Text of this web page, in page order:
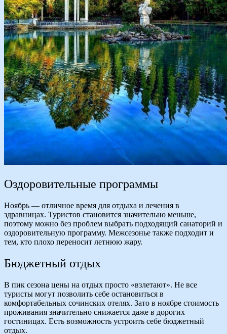
Оздоровительные программы
Ноябрь — отличное время для отдыха и лечения в
здравницах. Туристов становится значительно меньше,
поэтому можно без проблем выбрать подходящий санаторий и
оздоровительную программу. Межсезонье также подходит и
тем, кто плохо переносит летнюю жару.
Бюджетный отдых
В пик сезона цены на отдых просто «взлетают». Не все
туристы могут позволить себе остановиться в
комфортабельных сочинских отелях. Зато в ноябре стоимость
проживания значительно снижается даже в дорогих
гостиницах. Есть возможность устроить себе бюджетный
отдых.